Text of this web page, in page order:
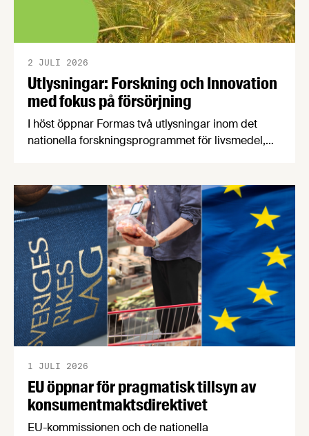
Utlysningar: Forskning och Innovation
med fokus på försörjning
2 JULI 2026
I höst öppnar Formas två utlysningar inom det
nationella forskningsprogrammet för livsmedel,
en motståndskraftig livsmedelsförsörjning", och
båda syftar till att bana väg för innovationer som
stärker Sveriges livsmedelsförsörjning.
EU öppnar för pragmatisk tillsyn av
konsumentmaktsdirektivet
1 JULI 2026
EU-kommissionen och de nationella